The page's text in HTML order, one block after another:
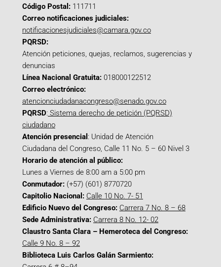
Código Postal: 111711
Correo notificaciones judiciales:
notificacionesjudiciales@camara.gov.co
PQRSD:
Atención peticiones, quejas, reclamos, sugerencias y
denuncias
Línea Nacional Gratuita: 018000122512
Correo electrónico:
atencionciudadanacongreso@senado.gov.co
PQRSD: Sistema derecho de petición (PQRSD)
ciudadano
Atención presencial : Unidad de Atención
Ciudadana del Congreso, Calle 11 No. 5 – 60 Nivel 3
Horario de atención al público:
Lunes a Viernes de 8:00 am a 5:00 pm
Conmutador: (+57) (601) 8770720
Capitolio Nacional: Calle 10 No. 7- 51
Edificio Nuevo del Congreso: Carrera 7 No. 8 – 68
Sede Administrativa: Carrera 8 No. 12- 02
Claustro Santa Clara – Hemeroteca del Congreso:
Calle 9 No. 8 – 92
Biblioteca Luis Carlos Galán Sarmiento: